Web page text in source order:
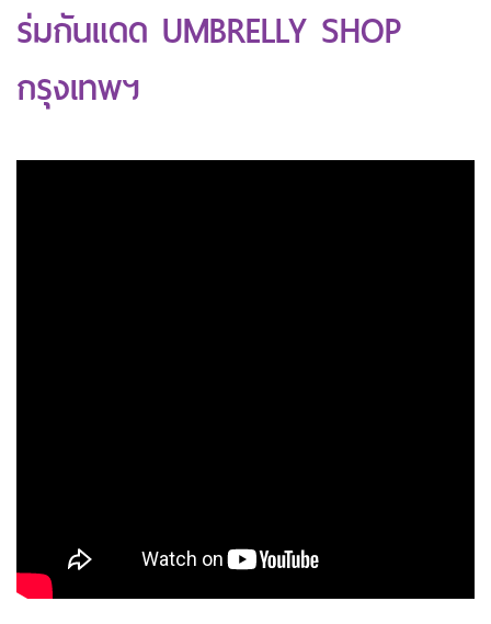
ร่มกันแดด UMBRELLY SHOP
กรุงเทพฯ